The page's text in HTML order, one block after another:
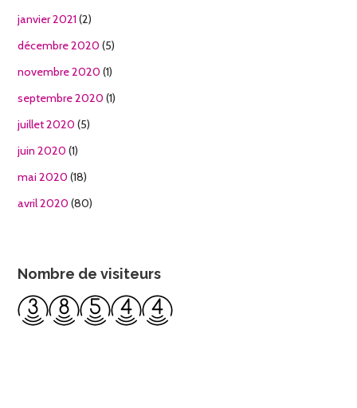
janvier 2021 (2)
décembre 2020 (5)
novembre 2020 (1)
septembre 2020 (1)
juillet 2020 (5)
juin 2020 (1)
mai 2020 (18)
avril 2020 (80)
Nombre de visiteurs